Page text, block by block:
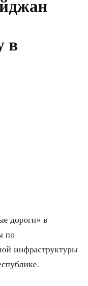
в
дороги» в
по
инфраструктуры